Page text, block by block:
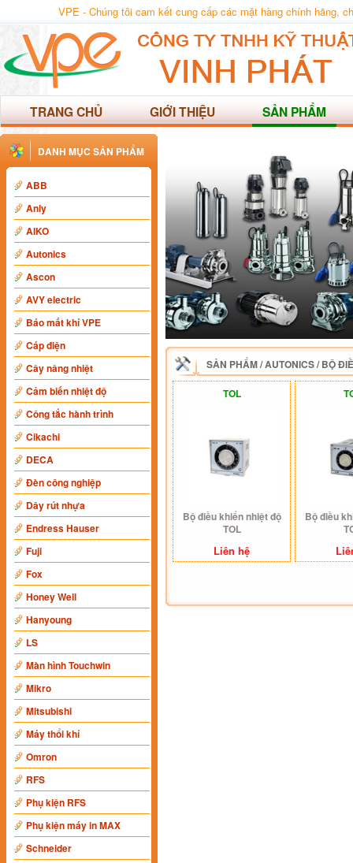
VPE - Chúng tôi cam kết cung cấp các mặt hàng chính hãng,
TRANG CHỦ GIỚI THIỆU SẢN PHẨM
DANH MỤC SẢN PHẨM
ABB
Anly
AIKO
Autonics
Ascon
AVY electric
Báo mất khí VPE
Cáp điện
Cây nâng nhiệt
Cảm biến nhiệt độ
Công tắc hành trình
Cikachi
DECA
Đèn công nghiệp
Dây rút nhựa
Endress Hauser
Fuji
Fox
Honey Well
Hanyoung
LS
Màn hình Touchwin
Mikro
Mitsubishi
Máy thổi khí
Omron
RFS
Phụ kiện RFS
Phụ kiện máy in MAX
Schneider
SẢN PHẨM/AUTONICS/BỘ
TOL
Bộ điều khiển nhiệt độ
TOL
Liên hệ
Bộ điều